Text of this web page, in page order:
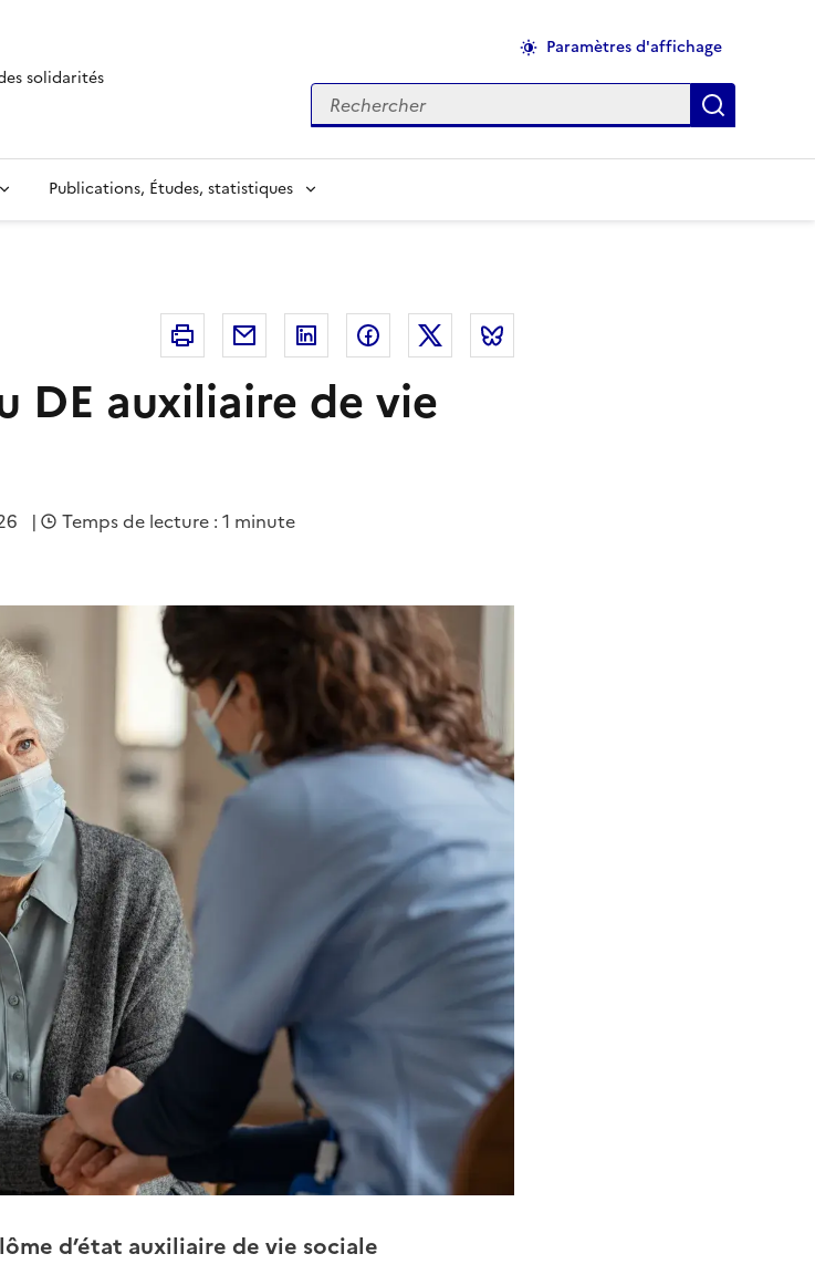
solidarités
Paramètres d'affichage
Rechercher
Publications, Études, statistiques
Imprimer Courriel Linkedin FacebookTwitter
DE auxiliaire de vie
| Temps de lecture : 1 minute
d’état auxiliaire de vie sociale